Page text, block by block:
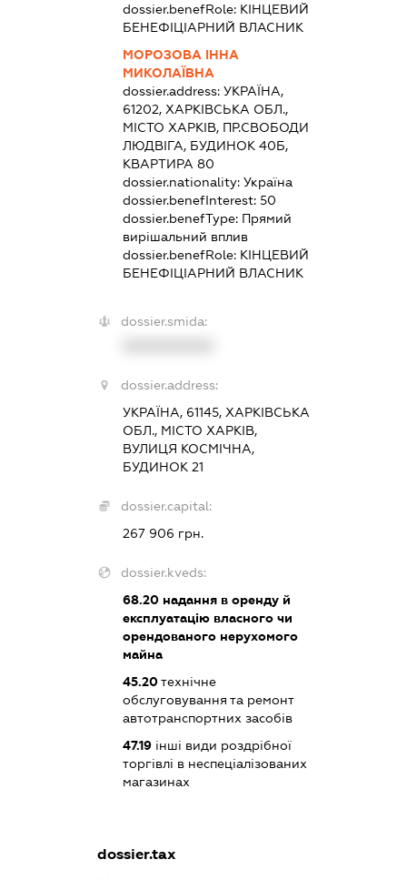
dossier.benefRole: КІНЦЕВИЙ
БЕНЕФІЦІАРНИЙ ВЛАСНИК
МОРОЗОВА ІННА
МИКОЛАЇВНА
dossier.address: УКРАЇНА,
61202, ХАРКІВСЬКА ОБЛ.,
МІСТО ХАРКІВ, ПР.СВОБОДИ
ЛЮДВІГА, БУДИНОК 40Б,
КВАРТИРА 80
dossier.nationality: Україна
dossier.benefInterest: 50
dossier.benefType: Прямий
вирішальний вплив
dossier.benefRole: КІНЦЕВИЙ
БЕНЕФІЦІАРНИЙ ВЛАСНИК
dossier.smida:
dossier.address:
УКРАЇНА, 61145, ХАРКІВСЬКА
ОБЛ., МІСТО ХАРКІВ,
ВУЛИЦЯ КОСМІЧНА,
БУДИНОК 21
dossier.capital:
267 906 грн.
dossier.kveds:
68.20надання в оренду й
експлуатацію власного чи
орендованого нерухомого
майна
45.20технічне
обслуговування та ремонт
автотранспортних засобів
47.19інші види роздрібної
торгівлі в неспеціалізованих
магазинах
dossier.tax